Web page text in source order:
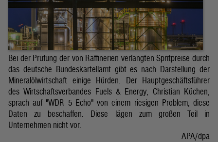
Bei der Prüfung der von Raffinerien verlangten Spritpreise durch
das deutsche Bundeskartellamt gibt es nach Darstellung der
Mineralölwirtschaft einige Hürden. Der Hauptgeschäftsführer
des Wirtschaftsverbandes Fuels & Energy, Christian Küchen,
sprach auf "WDR 5 Echo" von einem riesigen Problem, diese
Daten zu beschaffen. Diese lägen zum großen Teil in
Unternehmen nicht vor.
APA/dpa